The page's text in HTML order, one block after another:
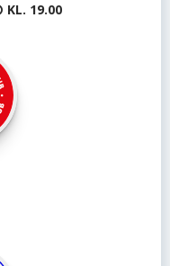
KL. 19.00